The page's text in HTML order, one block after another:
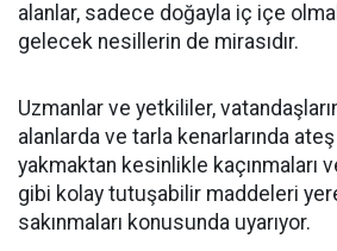
alanlar, sadece doğayla iç içe
gelecek nesillerin de mirasıdır.
Uzmanlar ve yetkililer,
alanlarda ve tarla kenarlarında ateş
yakmaktan kesinlikle kaçınmaları
gibi kolay tutuşabilir maddeleri
sakınmaları konusunda uyarıyor.